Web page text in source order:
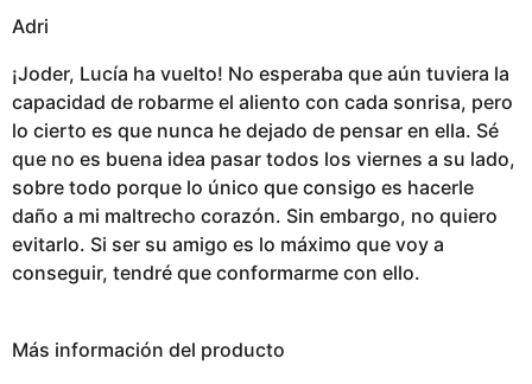
Adri
¡Joder, Lucía ha vuelto! No esperaba que aún tuviera la
capacidad de robarme el aliento con cada sonrisa, pero
lo cierto es que nunca he dejado de pensar en ella. Sé
que no es buena idea pasar todos los viernes a su lado,
sobre todo porque lo único que consigo es hacerle
daño a mi maltrecho corazón. Sin embargo, no quiero
evitarlo. Si ser su amigo es lo máximo que voy a
conseguir, tendré que conformarme con ello.
Más información del producto